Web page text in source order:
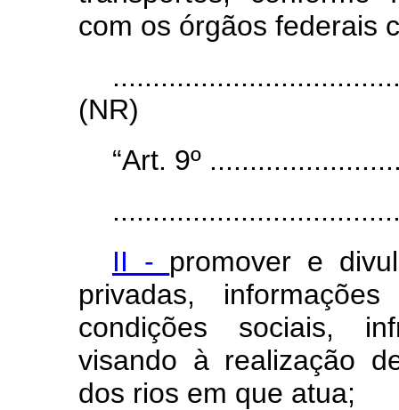
com os órgãos federais
(NR)
“Art. 9º
II - promover e
privadas,
condições sociais,
visando à realização
dos rios em que atua;